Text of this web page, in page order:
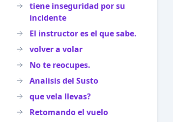
tiene inseguridad por su
incidente
El instructor es el que sabe.
volver a volar
No te reocupes.
Analisis del Susto
que vela llevas?
Retomando el vuelo